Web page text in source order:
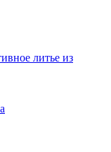
литье из